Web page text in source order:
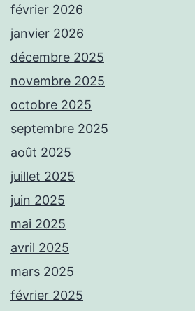
février 2026
janvier 2026
décembre 2025
novembre 2025
octobre 2025
septembre 2025
août 2025
juillet 2025
juin 2025
mai 2025
avril 2025
mars 2025
février 2025